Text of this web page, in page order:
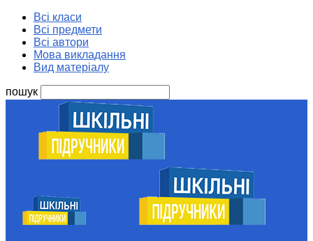
Всі класи
Всі предмети
Всі автори
Мова викладання
Вид матеріалу
пошук